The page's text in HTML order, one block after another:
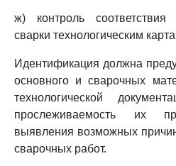
ж) контроль
сварки технологическим
Идентификация должна
основного и сварочных
технологической
прослеживаемость их
выявления возможных
сварочных работ.